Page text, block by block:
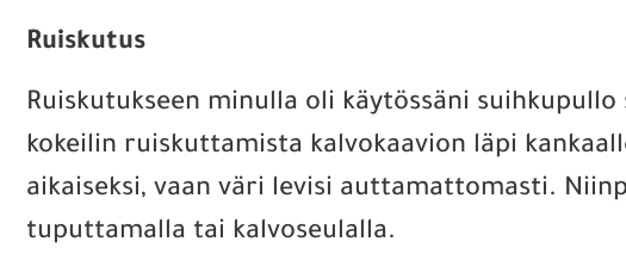
Ruiskutus
Ruiskutukseen minulla oli käytössäni
kokeilin ruiskuttamista kalvokaavion läpi
aikaiseksi, vaan väri levisi auttamattomasti.
tuputtamalla tai kalvoseulalla.